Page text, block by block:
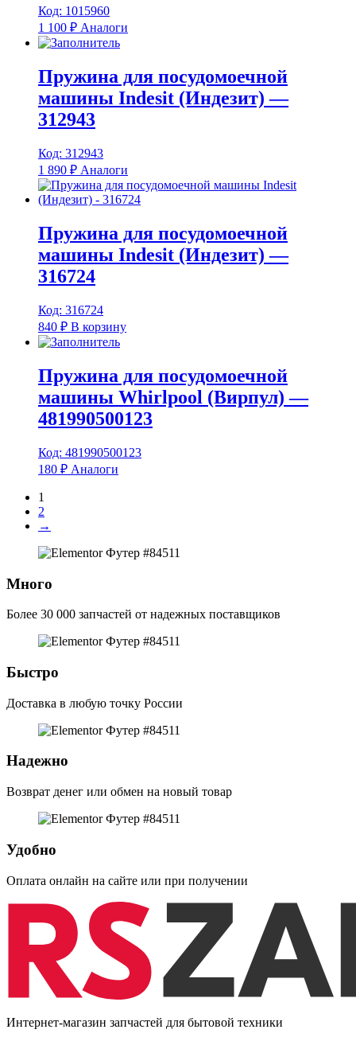
Код: 1015960
1 100 ₽ Аналоги
Пружина для посудомоечной
машины Indesit (Индезит) —
312943
Код: 312943
1 890 ₽ Аналоги
Пружина для посудомоечной
машины Indesit (Индезит) —
316724
Код: 316724
840 ₽ В корзину
Пружина для посудомоечной
машины Whirlpool (Вирпул) —
481990500123
Код: 481990500123
180 ₽ Аналоги
1
2
→
Много
Более 30 000 запчастей от надежных поставщиков
Быстро
Доставка в любую точку России
Надежно
Возврат денег или обмен на новый товар
Удобно
Оплата онлайн на сайте или при получении
Интернет-магазин запчастей для бытовой техники